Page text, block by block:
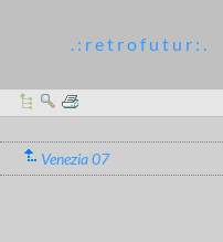
. : r e t r o f u t u r : .
Venezia 07